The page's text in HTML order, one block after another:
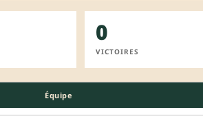
0
VICTOIRES
Équipe